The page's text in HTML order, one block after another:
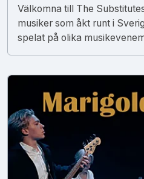
Välkomna till The
musiker som åkt runt i
spelat på olika